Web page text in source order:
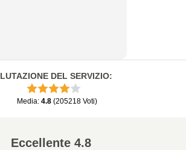
DEL SERVIZIO:
Media: 4.8 (205218 Voti)
Eccellente4.8